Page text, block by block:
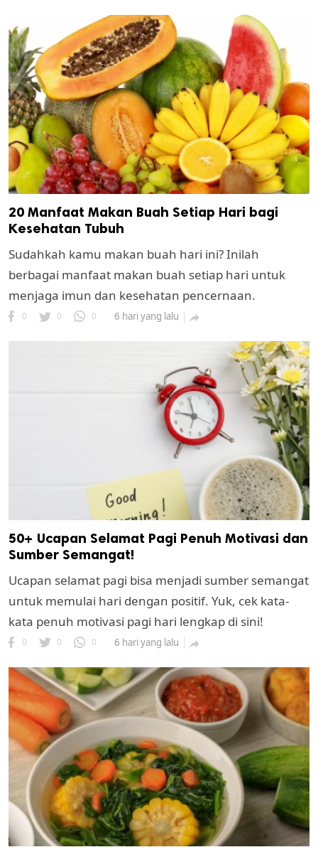
20 Manfaat Makan Buah Setiap Hari bagi
Kesehatan Tubuh
Sudahkah kamu makan buah hari ini? Inilah
berbagai manfaat makan buah setiap hari untuk
menjaga imun dan kesehatan pencernaan.
0 0 0 6 hari yang lalu 
50+ Ucapan Selamat Pagi Penuh Motivasi dan
Sumber Semangat!
Ucapan selamat pagi bisa menjadi sumber semangat
untuk memulai hari dengan positif. Yuk, cek kata-
kata penuh motivasi pagi hari lengkap di sini!
0 0 0 6 hari yang lalu 